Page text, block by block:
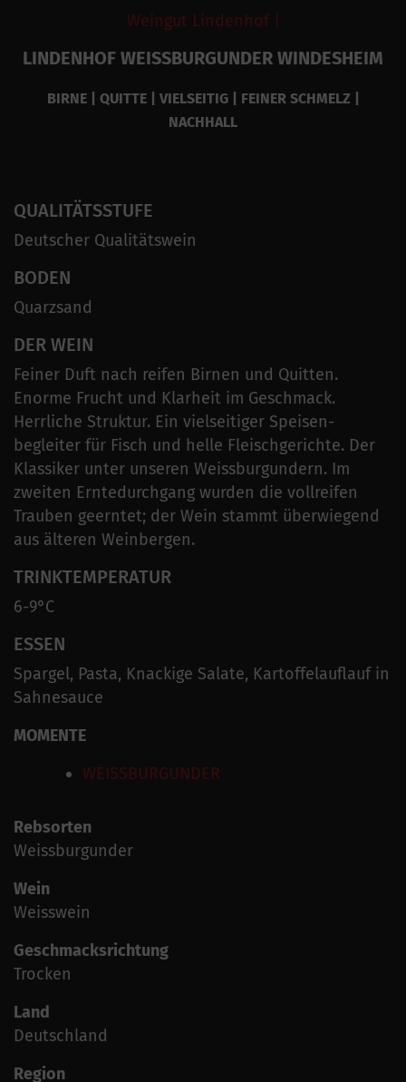
Weingut Lindenhof |
LINDENHOF WEISSBURGUNDER WINDESHEIM
BIRNE | QUITTE | VIELSEITIG | FEINER SCHMELZ |
NACHHALL
QUALITÄTSSTUFE
Deutscher Qualitätswein
BODEN
Quarzsand
DER WEIN
Feiner Duft nach reifen Birnen und Quitten.
Enorme Frucht und Klarheit im Geschmack.
Herrliche Struktur. Ein vielseitiger Speisen-
begleiter für Fisch und helle Fleischgerichte. Der
Klassiker unter unseren Weissburgundern. Im
zweiten Erntedurchgang wurden die vollreifen
Trauben geerntet; der Wein stammt überwiegend
aus älteren Weinbergen.
TRINKTEMPERATUR
6-9°C
ESSEN
Spargel, Pasta, Knackige Salate, Kartoffelauflauf in
Sahnesauce
MOMENTE
WEISSBURGUNDER
Rebsorten
Weissburgunder
Wein
Weisswein
Geschmacksrichtung
Trocken
Land
Deutschland
Region